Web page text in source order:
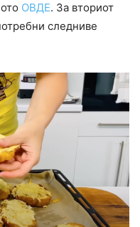
ОВДЕ. За вториот
следниве